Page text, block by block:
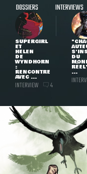
DOSSIERS INTERVIEWS
SUPERGIRL
ET
HELEN
DE
WYNDHORN
:
RENCONTRE
AVEC ...
INTERVIEW 4
DU
...